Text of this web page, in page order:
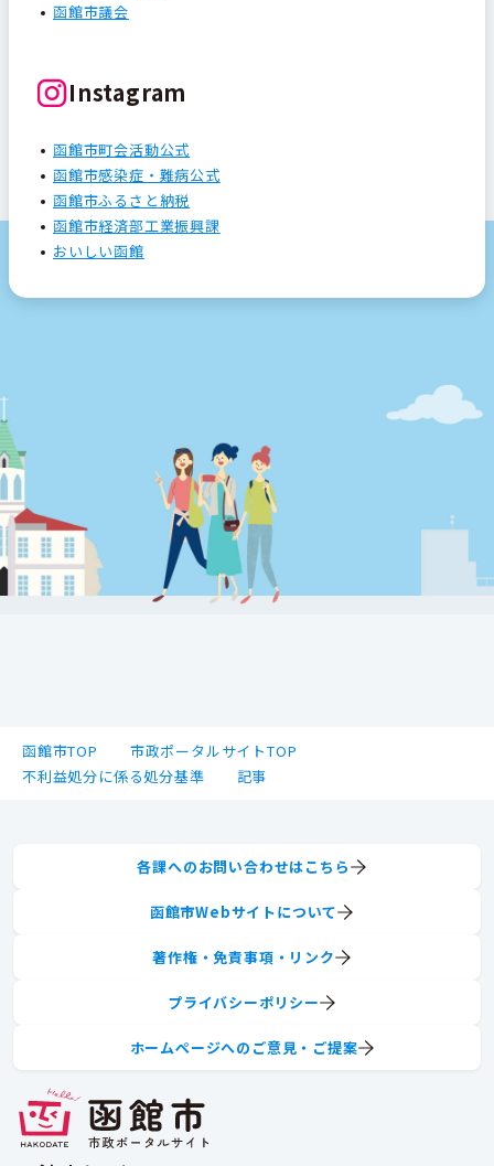
函館市議会
Instagram
函館市町会活動公式
函館市感染症・難病公式
函館市ふるさと納税
函館市経済部工業振興課
おいしい函館
函館市TOP
市政ポータルサイトTOP
不利益処分に係る処分基準
記事
各課へのお問い合わせはこちら
函館市Webサイトについて
著作権・免責事項・リンク
プライバシーポリシー
ホームページへのご意見・ご提案